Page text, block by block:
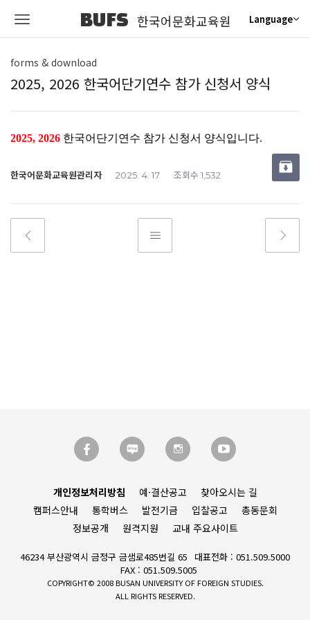
BUFS 한국어문화교육원 Language
forms & download
2025, 2026 한국어단기연수 참가 신청서 양식
2025, 2026 한국어단기연수 참가 신청서 양식입니다.
한국어문화교육원관리자 2025. 4. 17 조회수 1,532
개인정보처리방침 예·결산공고
찾아오시는 길
캠퍼스안내
통학버스 발전기금 입찰공고
총동문회
정보공개
원격지원 교내 주요사이트
46234 부산광역시 금정구 금샘로485번길 65
대표전화 : 051.509.5000
FAX : 051.509.5005
COPYRIGHT© 2008 BUSAN UNIVERSITY OF FOREIGN STUDIES.
ALL RIGHTS RESERVED.